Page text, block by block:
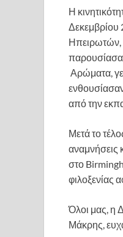
Η
Δεκεμβρίου
Ηπειρωτών,
Αρώματα,
από την
Μετά το
αναμνήσεις
στο
φιλοξενίας
Όλοι μας, η
Μάκρης,